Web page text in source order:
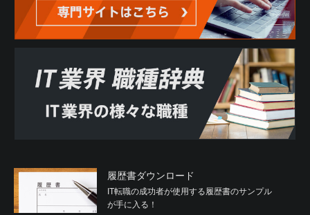
履歴書ダウンロード
IT転職の成功者が使用する履歴書のサンプル
が手に入る！